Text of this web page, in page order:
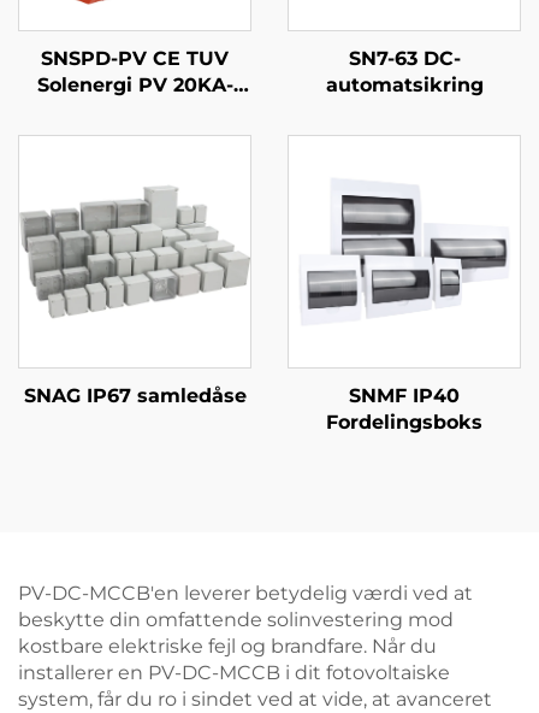
SNSPD-PV CE TUV
Solenergi PV 20KA-
600V 800V 1000V
Overspændingsbeskytter
Beskyttelsesenhed
mod overspænding
SPD
SN7-63 DC-
automatsikring
SNAG IP67 samledåse
SNMF IP40
Fordelingsboks
PV-DC-MCCB'en leverer betydelig værdi ved at
beskytte din omfattende solinvestering mod
kostbare elektriske fejl og brandfare. Når du
installerer en PV-DC-MCCB i dit fotovoltaiske
system, får du ro i sindet ved at vide, at avanceret